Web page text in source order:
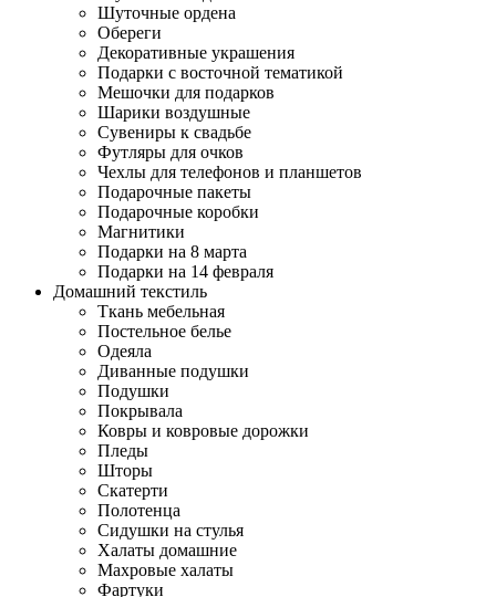
Шуточные ордена
Обереги
Декоративные украшения
Подарки с восточной тематикой
Мешочки для подарков
Шарики воздушные
Сувениры к свадьбе
Футляры для очков
Чехлы для телефонов и планшетов
Подарочные пакеты
Подарочные коробки
Магнитики
Подарки на 8 марта
Подарки на 14 февраля
Домашний текстиль
Ткань мебельная
Постельное белье
Одеяла
Диванные подушки
Подушки
Покрывала
Ковры и ковровые дорожки
Пледы
Шторы
Скатерти
Полотенца
Сидушки на стулья
Халаты домашние
Махровые халаты
Фартуки